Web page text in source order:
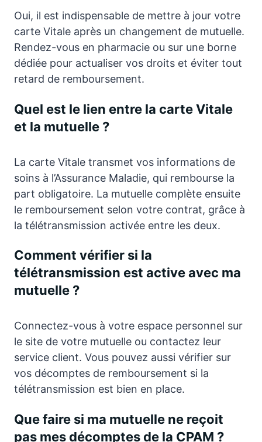
Oui, il est indispensable de mettre à jour votre
carte Vitale après un changement de mutuelle.
Rendez-vous en pharmacie ou sur une borne
dédiée pour actualiser vos droits et éviter tout
retard de remboursement.
Quel est le lien entre la carte Vitale
et la mutuelle ?
La carte Vitale transmet vos informations de
soins à l’Assurance Maladie, qui rembourse la
part obligatoire. La mutuelle complète ensuite
le remboursement selon votre contrat, grâce à
la télétransmission activée entre les deux.
Comment vérifier si la
télétransmission est active avec ma
mutuelle ?
Connectez-vous à votre espace personnel sur
le site de votre mutuelle ou contactez leur
service client. Vous pouvez aussi vérifier sur
vos décomptes de remboursement si la
télétransmission est bien en place.
Que faire si ma mutuelle ne reçoit
pas mes décomptes de la CPAM ?